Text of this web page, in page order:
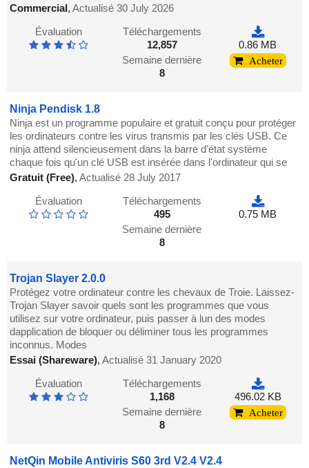
Commercial,Actualisé 30 July 2026
Évaluation
Téléchargements
12,857
Semaine dernière
8
0.86 MB
Acheter
Ninja Pendisk 1.8
Ninja est un programme populaire et gratuit conçu pour protéger
les ordinateurs contre les virus transmis par les clés USB. Ce
ninja attend silencieusement dans la barre d'état système
chaque fois qu'un clé USB est insérée dans l'ordinateur qui se
Gratuit (Free),Actualisé 28 July 2017
Évaluation
Téléchargements
495
Semaine dernière
8
0.75 MB
Trojan Slayer 2.0.0
Protégez votre ordinateur contre les chevaux de Troie. Laissez-
Trojan Slayer savoir quels sont les programmes que vous
utilisez sur votre ordinateur, puis passer à lun des modes
dapplication de bloquer ou déliminer tous les programmes
inconnus. Modes
Essai (Shareware),Actualisé 31 January 2020
Évaluation
Téléchargements
1,168
Semaine dernière
8
496.02 KB
Acheter
NetQin Mobile Antiviris S60 3rd V2.4 V2.4